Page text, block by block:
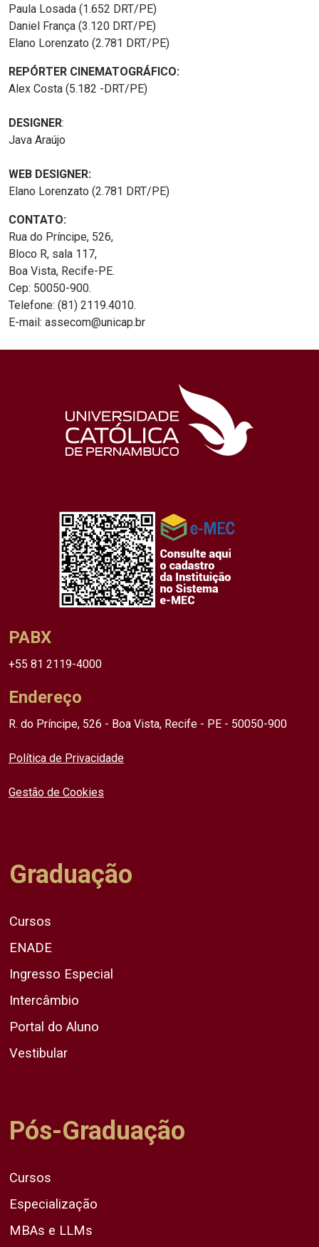
Paula Losada (1.652 DRT/PE)
Daniel França (3.120 DRT/PE)
Elano Lorenzato (2.781 DRT/PE)
REPÓRTER CINEMATOGRÁFICO:
Alex Costa (5.182 -DRT/PE)
DESIGNER:
Java Araújo
WEB DESIGNER:
Elano Lorenzato (2.781 DRT/PE)
CONTATO:
Rua do Príncipe, 526,
Bloco R, sala 117,
Boa Vista, Recife-PE.
Cep: 50050-900.
Telefone: (81) 2119.4010.
E-mail: assecom@unicap.br
PABX
+55 81 2119-4000
Endereço
R. do Príncipe, 526 - Boa Vista, Recife - PE - 50050-900
Política de Privacidade
Gestão de Cookies
Graduação
Cursos
ENADE
Ingresso Especial
Intercâmbio
Portal do Aluno
Vestibular
Pós-Graduação
Cursos
Especialização
MBAs e LLMs